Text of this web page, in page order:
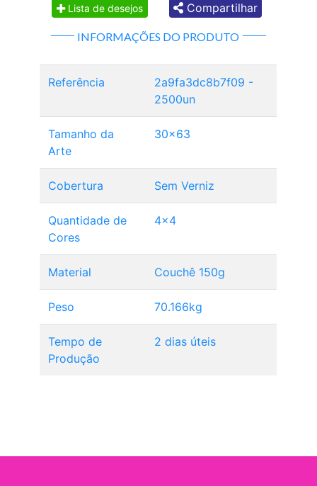
Lista de desejos Compartilhar
INFORMAÇÕES DO PRODUTO
Referência
2a9fa3dc8b7f09 -
2500un
Tamanho da
Arte
30x63
Cobertura Sem Verniz
Quantidade de
Cores
4x4
Material Couchê 150g
Peso 70.166kg
Tempo de
Produção
2 dias úteis